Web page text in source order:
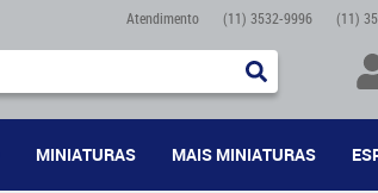
Atendimento (11) 3532-9996 (11)
MINIATURAS MAIS MINIATURAS